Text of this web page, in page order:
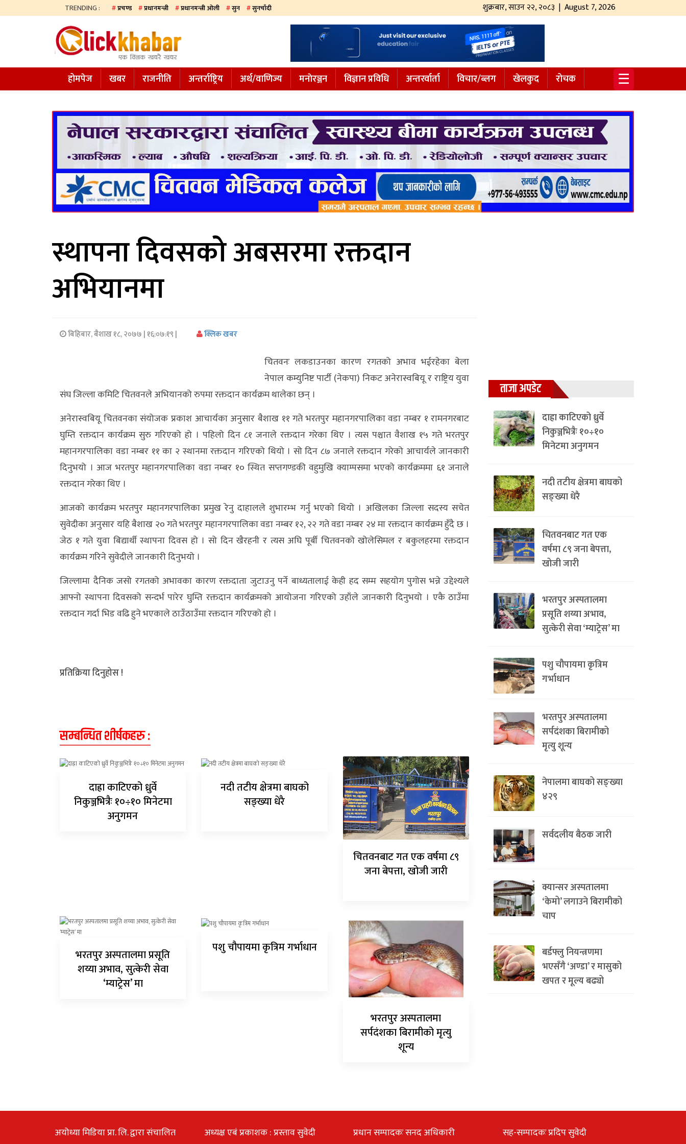
TRENDING : प्रचण्ड प्रधानमन्त्री प्रधानमन्त्री ओली सुन सुनचाँदी शुक्रबार,साउन२२,२०८३ | August 7, 2026
खबर
समाज
☰
होमपेज खबर राजनीति अन्तर्राष्ट्रिय अर्थ/वाणिज्य मनाेरञ्जन विज्ञान प्रविधि अन्तरर्वार्ता विचार/ब्लग खेलकुद
रोचक
स्थापना दिवसको अबसरमा रक्तदान
अभियानमा
बिहिबार, बैशाख १८, २०७७ | १६:०७:१९ | क्लिक खबर
चितवनः लकडाउनका कारण रगतको अभाव भईरहेका बेला
नेपाल कम्युनिष्ट पार्टी (नेकपा) निकट अनेरास्वबियू र राष्ट्रिय युवा
संघ जिल्ला कमिटि चितवनले अभियानको रुपमा रक्तदान कार्यक्रम थालेका छन् ।
अनेरास्वबियू चितवनका संयोजक प्रकाश आचार्यका अनुसार बैशाख ११ गते भरतपुर महानगरपालिका वडा नम्बर १ रामनगरबाट
घुम्ति रक्तदान कार्यक्रम सुरु गरिएको हो । पहिलो दिन ८१ जनाले रक्तदान गरेका थिए । त्यस पश्चात वैशाख १५ गते भरतपुर
महानगरपालिका वडा नम्बर ११ का २ स्थानमा रक्तदान गरिएको थियो । सो दिन ८७ जनाले रक्तदान गरेको आचार्यले जानकारी
दिनुभयो । आज भरतपुर महानगरपालिका वडा नम्बर १० स्थित सप्तगण्डकी वहुमुखि क्याम्पसमा भएको कार्यक्रममा ६१ जनाले
रक्तदान गरेका थिए ।
आजको कार्यक्रम भरतपुर महानगरपालिका प्रमुख रेनु दाहालले शुभारम्भ गर्नु भएको थियो । अखिलका जिल्ला सदस्य सचेत
सुवेदीका अनुसार यहि बैशाख २० गते भरतपुर महानगरपालिका वडा नम्बर १२, २२ गते वडा नम्बर २४ मा रक्तदान कार्यक्रम हुँदै छ ।
जेठ १ गते युवा बिद्यार्थी स्थापना दिवस हो । सो दिन खैरहनी र त्यस अघि पूर्बी चितवनको खोलेसिमल र बकुलहरमा रक्तदान
कार्यक्रम गरिने सुवेदीले जानकारी दिनुभयो ।
जिल्लामा दैनिक जसो रगतको अभावका कारण रक्तदाता जुटाउनु पर्ने बाध्यतालाई केही हद सम्म सहयोग पुगोस भन्ने उद्देश्यले
आफ्नो स्थापना दिवसको सन्दर्भ पारेर घुम्ति रक्तदान कार्यक्रमको आयोजना गरिएको उहाँले जानकारी दिनुभयो । एकै ठाउँमा
रक्तदान गर्दा भिड वढि हुने भएकाले ठाउँठाउँमा रक्तदान गरिएको हो ।
प्रतिक्रिया दिनुहोस !
सम्बन्धित शीर्षकहरु :
दाह्रा काटिएको ध्रुर्वे
निकुञ्जभित्रैः १०÷१० मिनेटमा
अनुगमन
नदी तटीय क्षेत्रमा बाघको
सङ्ख्या धेरै
चितवनबाट गत एक वर्षमा ८९
जना बेपत्ता, खोजी जारी
भरतपुर अस्पतालमा प्रसूति
शय्या अभाव, सुत्केरी सेवा
‘म्याट्रेस’ मा
पशु चौपायमा कृत्रिम गर्भाधान
भरतपुर अस्पतालमा
सर्पदंशका बिरामीको मृत्यु
शून्य
ताजा अपडेट
दाह्रा काटिएको ध्रुर्वे
निकुञ्जभित्रैः १०÷१०
मिनेटमा अनुगमन
नदी तटीय क्षेत्रमा बाघको
सङ्ख्या धेरै
चितवनबाट गत एक
वर्षमा ८९ जना बेपत्ता,
खोजी जारी
भरतपुर अस्पतालमा
प्रसूति शय्या अभाव,
सुत्केरी सेवा ‘म्याट्रेस’ मा
पशु चौपायमा कृत्रिम
गर्भाधान
भरतपुर अस्पतालमा
सर्पदंशका बिरामीको
मृत्यु शून्य
नेपालमा बाघको सङ्ख्या
४२९
सर्वदलीय बैठक जारी
क्यान्सर अस्पतालमा
‘केमो’ लगाउने बिरामीको
चाप
बर्डफ्लु नियन्त्रणमा
भएसँगै ‘अण्डा’ र मासुको
खपत र मूल्य बढ्यो
अयोध्या मिडिया प्रा. लि. द्वारा संचालित
अध्यक्ष एबं प्रकाशक : प्रस्ताव सुवेदी
प्रधान सम्पादकः सनद अधिकारी
सह-सम्पादकः प्रदिप सुवेदी